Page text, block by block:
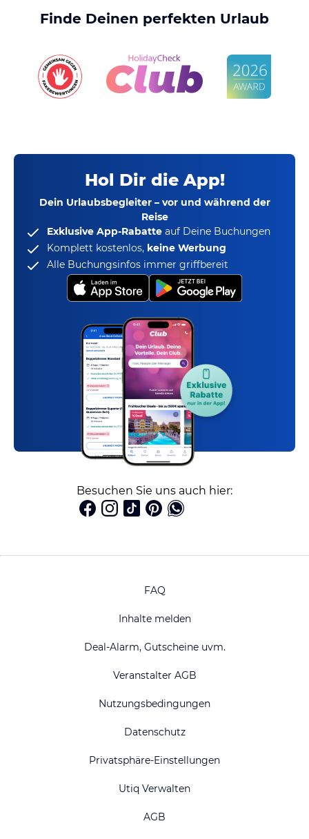
Finde Deinen perfekten Urlaub
Hol Dir die App!
Dein Urlaubsbegleiter – vor und während der
Reise
Exklusive App-Rabatte auf Deine Buchungen
Komplett kostenlos, keine Werbung
Alle Buchungsinfos immer griffbereit
Besuchen Sie uns auch hier:
FAQ
Inhalte melden
Deal-Alarm, Gutscheine uvm.
Veranstalter AGB
Nutzungsbedingungen
Datenschutz
Privatsphäre-Einstellungen
Utiq Verwalten
AGB